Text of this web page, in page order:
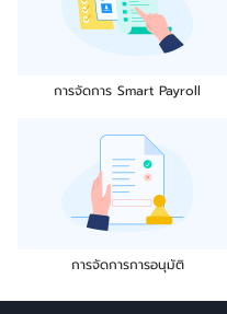
การจัดการ Smart Payroll
การจัดการการอนุมัติ